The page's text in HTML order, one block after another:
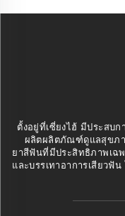
ตั้งอยู่ที่เซี่ยงไฮ้ มีประสบ
ผลิตผลิตภัณฑ์ดูแลสุขภ
ยาสีฟันที่มีประสิทธิภาพเฉ
และบรรเทาอาการเสียวฟั